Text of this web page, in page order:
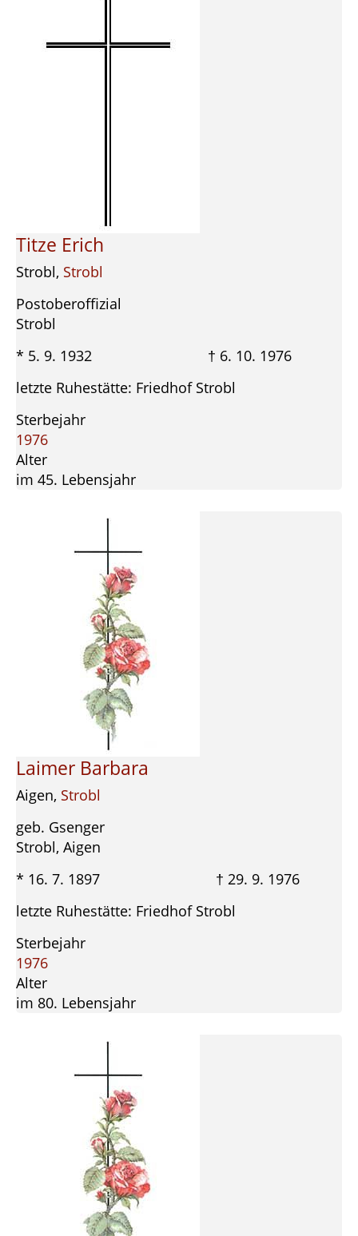
Titze Erich
Strobl, Strobl
Postoberoffizial
Strobl
* 5. 9. 1932 † 6. 10. 1976
letzte Ruhestätte: Friedhof Strobl
Sterbejahr
1976
Alter
im 45. Lebensjahr
Laimer Barbara
Aigen, Strobl
geb. Gsenger
Strobl, Aigen
* 16. 7. 1897 † 29. 9. 1976
letzte Ruhestätte: Friedhof Strobl
Sterbejahr
1976
Alter
im 80. Lebensjahr